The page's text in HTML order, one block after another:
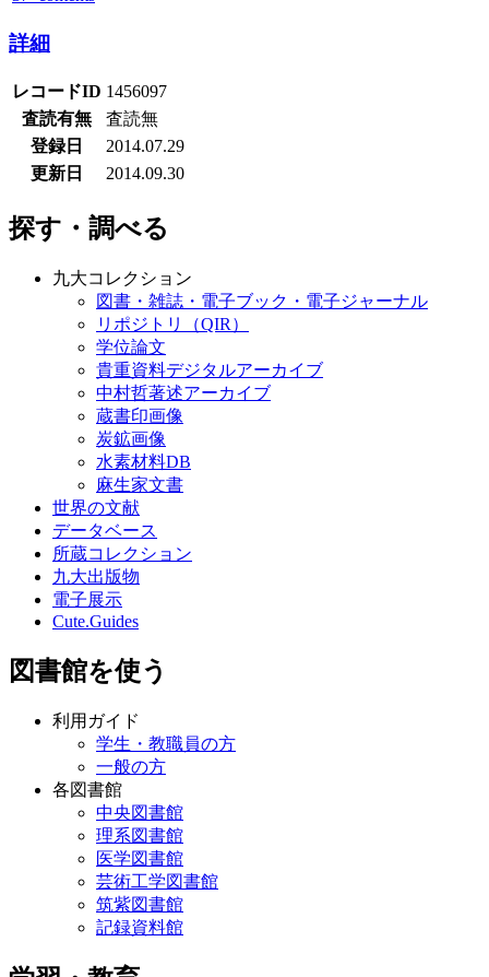
詳細
レコードID 1456097
査読有無
査読無
登録日
2014.07.29
更新日
2014.09.30
探す・調べる
九大コレクション
図書・雑誌・電子ブック・電子ジャーナル
リポジトリ（QIR）
学位論文
貴重資料デジタルアーカイブ
中村哲著述アーカイブ
蔵書印画像
炭鉱画像
水素材料DB
麻生家文書
世界の文献
データベース
所蔵コレクション
九大出版物
電子展示
Cute.Guides
図書館を使う
利用ガイド
学生・教職員の方
一般の方
各図書館
中央図書館
理系図書館
医学図書館
芸術工学図書館
筑紫図書館
記録資料館